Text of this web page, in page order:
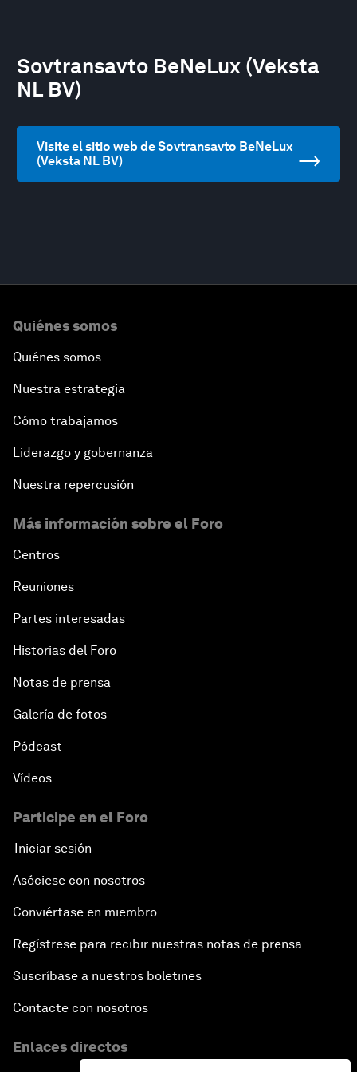
Sovtransavto BeNeLux (Veksta
NL BV)
Visite el sitio web de Sovtransavto BeNeLux
(Veksta NL BV)
Quiénes somos
Quiénes somos
Nuestra estrategia
Cómo trabajamos
Liderazgo y gobernanza
Nuestra repercusión
Más información sobre el Foro
Centros
Reuniones
Partes interesadas
Historias del Foro
Notas de prensa
Galería de fotos
Pódcast
Vídeos
Participe en el Foro
Iniciar sesión
Asóciese con nosotros
Conviértase en miembro
Regístrese para recibir nuestras notas de prensa
Suscríbase a nuestros boletines
Contacte con nosotros
Enlaces directos